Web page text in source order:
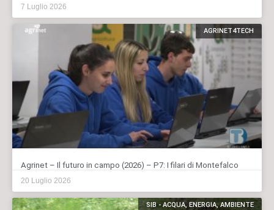
7 Luglio 2026
AGRINET4TECH
Agrinet – Il futuro in campo (2026) – P7: I filari di Montefalco
20 Luglio 2026
SIB - ACQUA, ENERGIA, AMBIENTE